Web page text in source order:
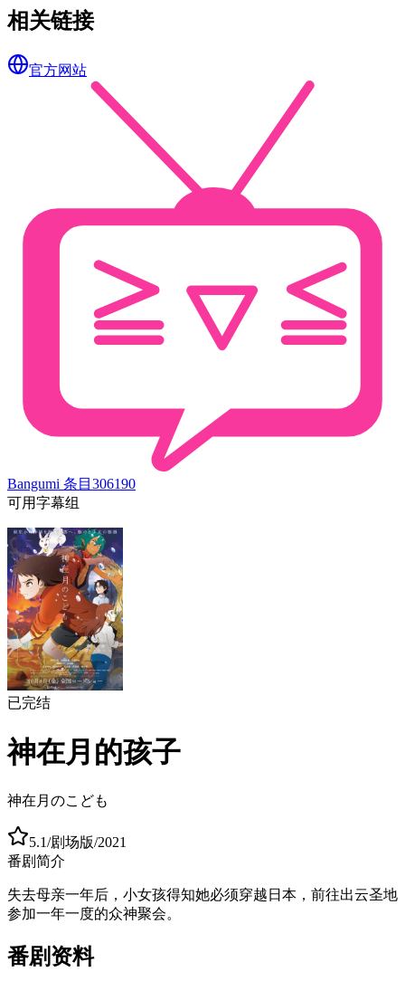
相关链接
官方网站
Bangumi 条目 306190
可用字幕组
已完结
神在月的孩子
神在月のこども
5.1/剧场版/2021
番剧简介
失去母亲一年后，小女孩得知她必须穿越日本，前往出云圣地
参加一年一度的众神聚会。
番剧资料